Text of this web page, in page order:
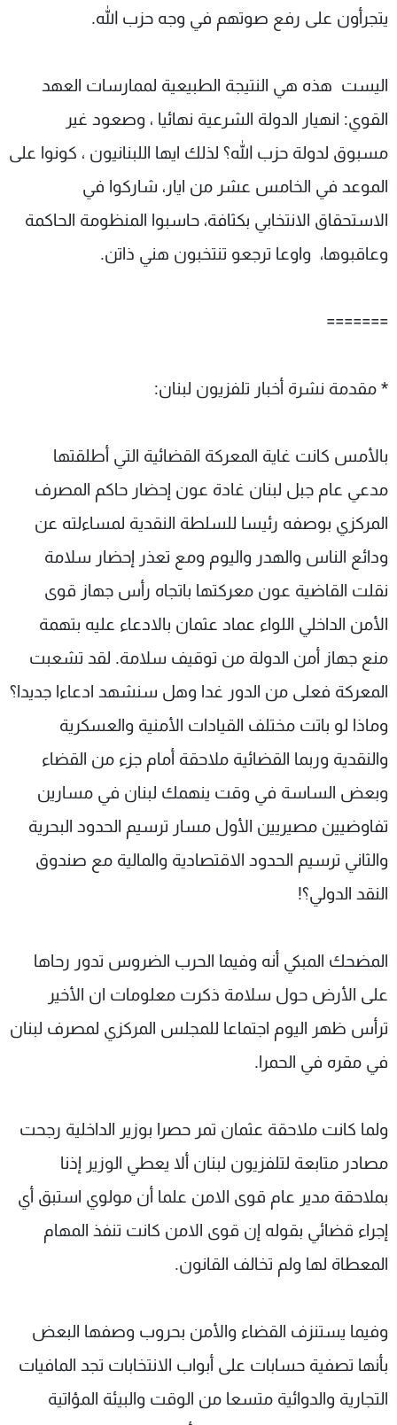
يتجرأون على رفع صوتهم في وجه حزب الله.
اليست هذه هي النتيجة الطبيعية لممارسات العهد
القوي: انهيار الدولة الشرعية نهائيا ، وصعود غير
مسبوق لدولة حزب الله؟ لذلك ايها اللبنانيون ، كونوا على
الموعد في الخامس عشر من ايار، شاركوا في
الاستحقاق الانتخابي بكثافة، حاسبوا المنظومة الحاكمة
وعاقبوها، واوعا ترجعو تنتخبون هني ذاتن.
=======
* مقدمة نشرة أخبار تلفزيون لبنان:
بالأمس كانت غاية المعركة القضائية التي أطلقتها
مدعي عام جبل لبنان غادة عون إحضار حاكم المصرف
المركزي بوصفه رئيسا للسلطة النقدية لمساءلته عن
ودائع الناس والهدر واليوم ومع تعذر إحضار سلامة
نقلت القاضية عون معركتها باتجاه رأس جهاز قوى
الأمن الداخلي اللواء عماد عثمان بالادعاء عليه بتهمة
منع جهاز أمن الدولة من توقيف سلامة. لقد تشعبت
المعركة فعلى من الدور غدا وهل سنشهد ادعاءا جديدا؟
وماذا لو باتت مختلف القيادات الأمنية والعسكرية
والنقدية وربما القضائية ملاحقة أمام جزء من القضاء
وبعض الساسة في وقت ينهمك لبنان في مسارين
تفاوضيين مصيريين الأول مسار ترسيم الحدود البحرية
والثاني ترسيم الحدود الاقتصادية والمالية مع صندوق
النقد الدولي؟!
المضحك المبكي أنه وفيما الحرب الضروس تدور رحاها
على الأرض حول سلامة ذكرت معلومات ان الأخير
ترأس ظهر اليوم اجتماعا للمجلس المركزي لمصرف لبنان
في مقره في الحمرا.
ولما كانت ملاحقة عثمان تمر حصرا بوزير الداخلية رجحت
مصادر متابعة لتلفزيون لبنان ألا يعطي الوزير إذنا
بملاحقة مدير عام قوى الامن علما أن مولوي استبق أي
إجراء قضائي بقوله إن قوى الامن كانت تنفذ المهام
المعطاة لها ولم تخالف القانون.
وفيما يستنزف القضاء والأمن بحروب وصفها البعض
بأنها تصفية حسابات على أبواب الانتخابات تجد المافيات
التجارية والدوائية متسعا من الوقت والبيئة المؤاتية